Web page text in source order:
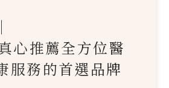
心推薦全方位醫
服務的首選品牌